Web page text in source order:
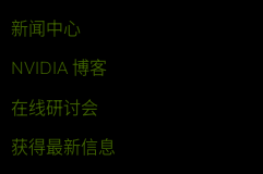
新闻中心
NVIDIA 博客
在线研讨会
获得最新信息